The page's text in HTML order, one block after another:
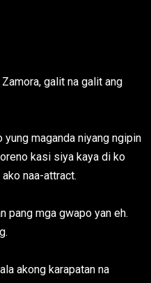
galit na galit ang
yung maganda niyang ngipin
kasi siya kaya di ko
naa-attract.
pang mga gwapo yan eh.
akong karapatan na